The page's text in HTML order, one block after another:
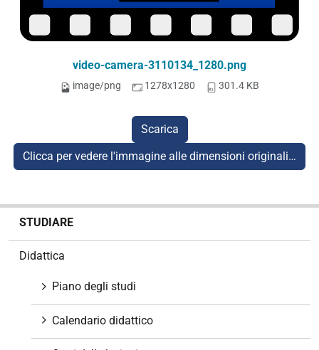
video-camera-3110134_1280.png
image/png 1278x1280 301.4 KB
Scarica
Clicca per vedere l'immagine alle dimensioni originali…
STUDIARE
Didattica
Piano degli studi
Calendario didattico